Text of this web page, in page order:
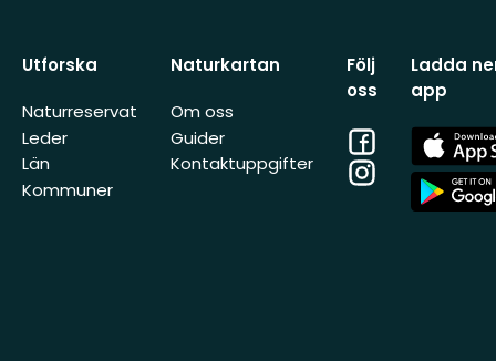
Utforska
Naturreservat
Leder
Län
Kommuner
Naturkartan
Om oss
Guider
Kontaktuppgifter
Följ
oss
Facebook
Instagram
Ladda
app
App
Store
App
Store